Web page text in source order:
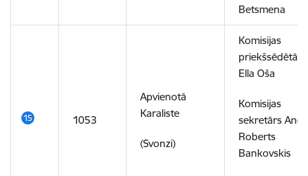
Betsmena
1053
Apvienotā
Karaliste
(Svonzi)
Komisijas
priekšsēdētāja
Ella Oša
Komisijas
sekretārs
Roberts
Bankovskis